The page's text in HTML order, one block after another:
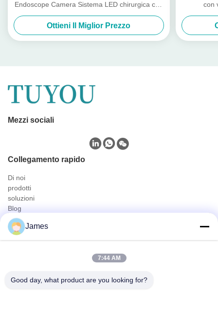
Endoscope Camera Sistema LED chirurgica con
sorgente luminosa
Ottieni Il Miglior Prezzo
con
Mezzi sociali
Collegamento rapido
Di noi
prodotti
soluzioni
Blog
Contattaci
prodotti
Macchina fotografica medica dell'endoscopio
Sistema completo della macchina fotografica dell'endoscopio di
James
7:44 AM
Good day, what product are you looking for?